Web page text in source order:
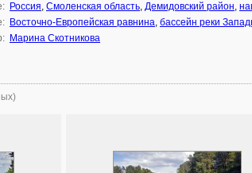
Россия, Смоленская область, Демидовский район,
Восточно-Европейская равнина, бассейн реки
Марина Скотникова